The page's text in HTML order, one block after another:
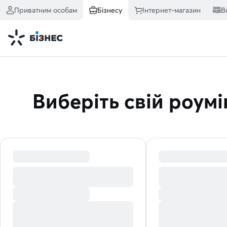
Приватним особам Бізнесу Інтернет-магазин
Виберіть свій